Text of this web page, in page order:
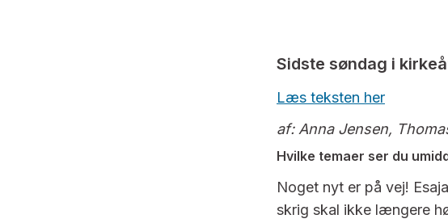
Sidste søndag i
Læs teksten her
af: Anna Jensen,
Hvilke temaer ser du
Noget nyt er på vej!
skrig skal ikke længere